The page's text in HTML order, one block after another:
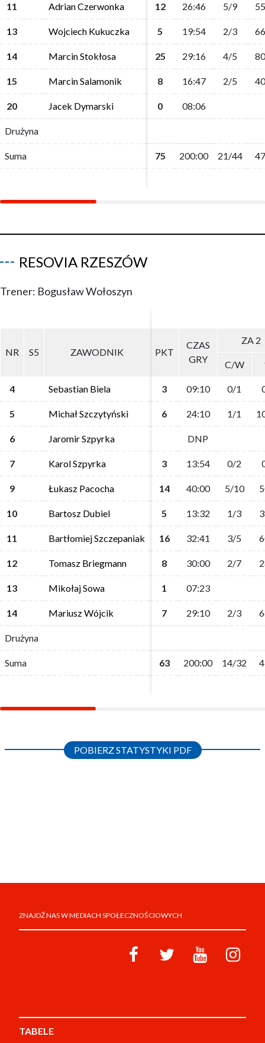
11 Adrian Czerwonka 12 26:46 5/9
13 Wojciech Kukuczka 5 19:54 2/3
14 Marcin Stokłosa 25 29:16 4/5
15 Marcin Salamonik 8 16:47 2/5
20 Jacek Dymarski 0 08:06
Drużyna
Suma 75 200:00 21/44
11 Adrian Czerwonka 12 26:46 5/9
13 Wojciech Kukuczka 5 19:54 2/3
14 Marcin Stokłosa 25 29:16 4/5
15 Marcin Salamonik 8 16:47 2/5
20 Jacek Dymarski 0 08:06
Drużyna
Suma 75 200:00 21/44
RESOVIA RZESZÓW
Trener: Bogusław Wołoszyn
NR S5 ZAWODNIK PKT
CZAS
GRY
ZA 2
C/W
4 Sebastian Biela 3 09:10 0/1
5 Michał Szczytyński 6 24:10 1/1
6 Jaromir Szpyrka DNP
7 Karol Szpyrka 3 13:54 0/2
9 Łukasz Pacocha 14 40:00 5/10
10 Bartosz Dubiel 5 13:32 1/3
11 Bartłomiej Szczepaniak 16 32:41 3/5
12 Tomasz Briegmann 8 30:00 2/7
13 Mikołaj Sowa 1 07:23
14 Mariusz Wójcik 7 29:10 2/3
Drużyna
Suma 63 200:00 14/32
NR S5 ZAWODNIK PKT
CZAS
GRY
ZA 2
C/W
4 Sebastian Biela 3 09:10 0/1
5 Michał Szczytyński 6 24:10 1/1
6 Jaromir Szpyrka DNP
7 Karol Szpyrka 3 13:54 0/2
9 Łukasz Pacocha 14 40:00 5/10
10 Bartosz Dubiel 5 13:32 1/3
11 Bartłomiej Szczepaniak 16 32:41 3/5
12 Tomasz Briegmann 8 30:00 2/7
13 Mikołaj Sowa 1 07:23
14 Mariusz Wójcik 7 29:10 2/3
Drużyna
Suma 63 200:00 14/32
POBIERZ STATYSTYKI PDF
ZNAJDŹ NAS W MEDIACH SPOŁECZNOŚCIOWYCH
TABELE